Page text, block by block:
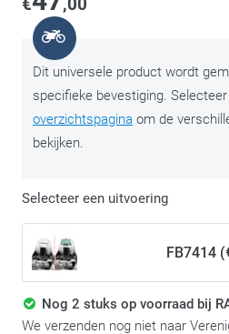
Dit universele product wordt
specifieke bevestiging.
overzichtspagina om de
bekijken.
Selecteer een uitvoering
FB7414
Nog 2 stuks op voorraad bij
We verzenden nog niet naar